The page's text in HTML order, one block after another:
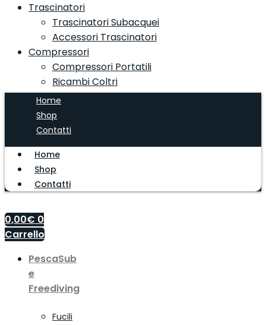
Trascinatori
Trascinatori Subacquei
Accessori Trascinatori
Compressori
Compressori Portatili
Ricambi Coltri
Home
Shop
Contatti
Home
Shop
Contatti
0,00€ 0
Carrello
PescaSub
e
Freediving
Fucili